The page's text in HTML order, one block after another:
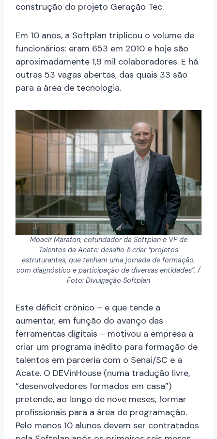
construção do projeto Geração Tec.
Em 10 anos, a Softplan triplicou o volume de
funcionários: eram 653 em 2010 e hoje são
aproximadamente 1,9 mil colaboradores. E há
outras 53 vagas abertas, das quais 33 são
para a área de tecnologia.
Moacir Marafon, cofundador da Softplan e VP de
Talentos da Acate: desafio é criar “projetos
estruturantes, que tenham uma jornada de formação,
com diagnóstico e participação de diversas entidades”. /
Foto: Divulgação Softplan
Este déficit crônico – e que tende a
aumentar, em função do avanço das
ferramentas digitais – motivou a empresa a
criar um programa inédito para formação de
talentos em parceria com o Senai/SC e a
Acate. O DEVinHouse (numa tradução livre,
“desenvolvedores formados em casa”)
pretende, ao longo de nove meses, formar
profissionais para a área de programação.
Pelo menos 10 alunos devem ser contratados